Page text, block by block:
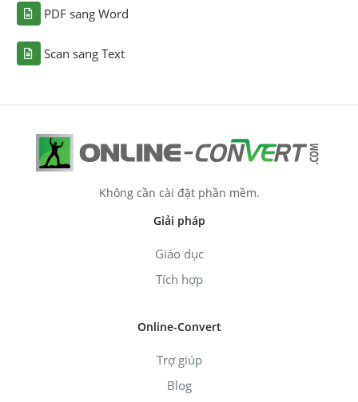
PDF sang Word
Scan sang Text
Không cần cài đặt phần mềm.
Giải pháp
Giáo dục
Tích hợp
Online-Convert
Trợ giúp
Blog